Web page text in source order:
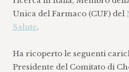
Unica del Farmaco (CUF) del
Salute.
Ha ricoperto le seguenti
Presidente del Comitato di